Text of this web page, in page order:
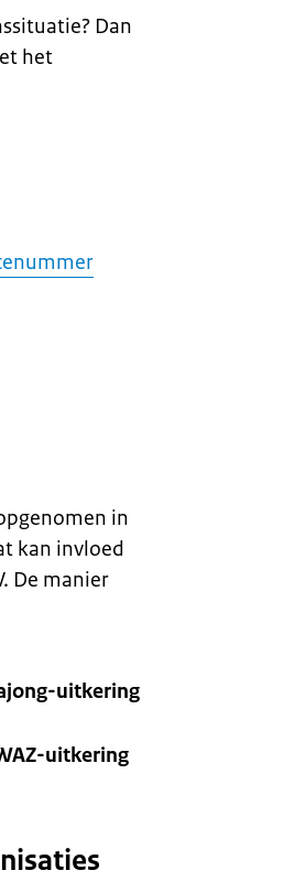
Dan
het
in
kan invloed
De manier
uitkering
uitkering